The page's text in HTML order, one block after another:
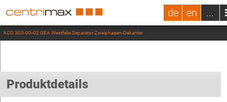
de en ...
ACD 305-00-02 GEA Westfalia Separator Zweiphasen-Dekanter
Produktdetails